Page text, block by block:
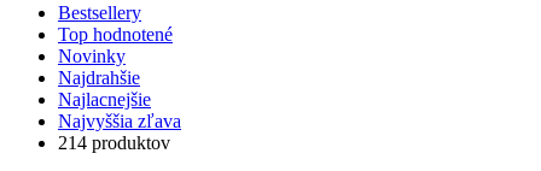
Bestsellery
Top hodnotené
Novinky
Najdrahšie
Najlacnejšie
Najvyššia zľava
214 produktov